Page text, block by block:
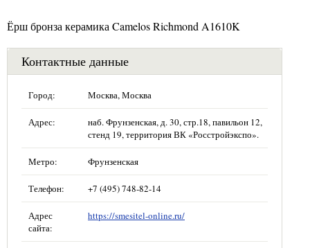
Ёрш бронза керамика Camelos Richmond A1610K
Контактные данные
Город: Москва, Москва
Адрес:
наб. Фрунзенская, д. 30, стр.18, павильон 12,
стенд 19, территория ВК «Росстройэкспо».
Метро: Фрунзенская
Телефон: +7 (495) 748-82-14
Адрес
сайта:
https://smesitel-online.ru/